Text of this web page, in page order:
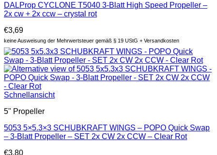
DALProp CYCLONE T5040 3-Blatt High Speed Propeller –
2x cw + 2x ccw – crystal rot
€3,69
keine Ausweisung der Mehrwertsteuer gemäß § 19 UStG + Versandkosten
Schnellansicht
5" Propeller
5053 5×5.3×3 SCHUBKRAFT WINGS – POPO Quick Swap
– 3-Blatt Propeller – SET 2x CW 2x CCW – Clear Rot
€3,80